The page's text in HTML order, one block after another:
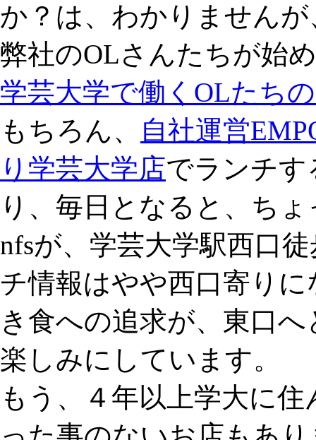
か？は、わかりません
弊社のOLさんたちが始
学芸大学で働くOLたち
もちろん、
自社運営
り学芸大学店でランチ
り、毎日となると、ち
nfsが、学芸大学駅西口
チ情報はやや西口寄り
き食への追求が、東口
楽しみにしています。
もう、４年以上学大に